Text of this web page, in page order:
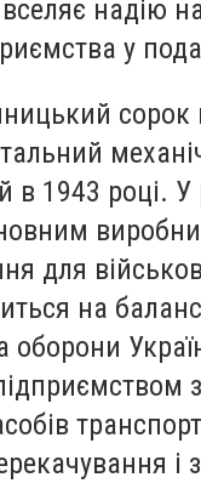
надію
у
сорок
в 1943 році. У
для
на
оборони
і